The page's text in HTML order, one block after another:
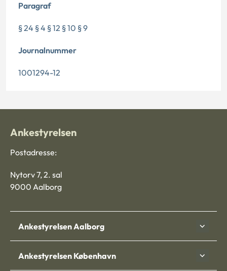
Paragraf
§ 24 § 4 § 12 § 10 § 9
Journalnummer
1001294-12
Ankestyrelsen
Postadresse:
Nytorv 7, 2. sal
9000 Aalborg
Ankestyrelsen Aalborg
Ankestyrelsen København